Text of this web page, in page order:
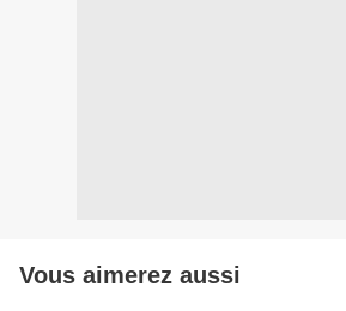
Vous aimerez aussi